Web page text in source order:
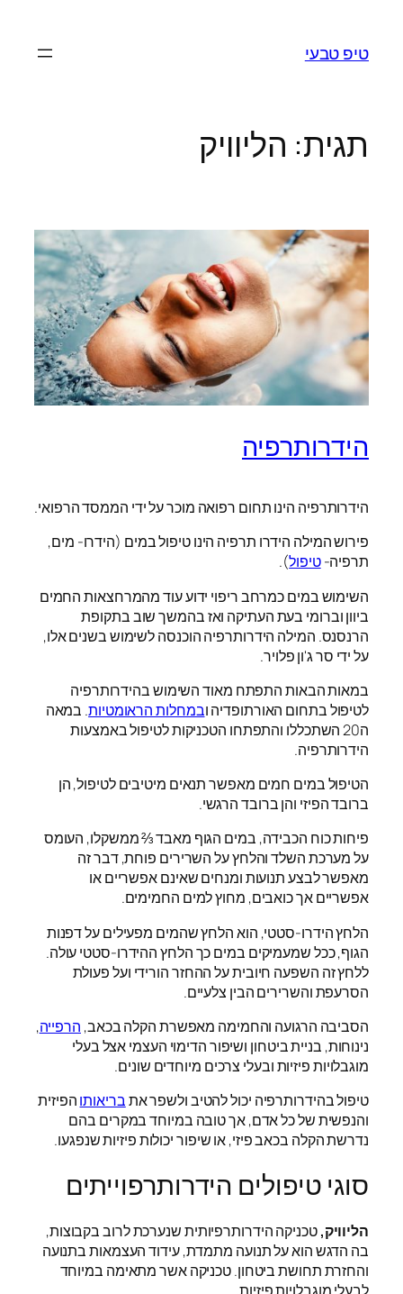
טיפ טבעי
תגית: הליוויק
הידרותרפיה
הידרותרפיה הינו תחום רפואה מוכר על ידי הממסד הרפואי.
פירוש המילה הידרו תרפיה הינו טיפול במים (הידרו- מים,
תרפיה-טיפול).
השימוש במים כמרחב ריפוי ידוע עוד מהמרחצאות החמים
ביוון וברומי בעת העתיקה ואז בהמשך שוב בתקופת
הרנסנס. המילה הידרותרפיה הוכנסה לשימוש בשנים אלו,
על ידי סר ג'ון פלויר.
במאות הבאות התפתח מאוד השימוש בהידרותרפיה
לטיפול בתחום האורתופדיה ובמחלות הראומטיות. במאה
ה20 השתכללו והתפתחו הטכניקות לטיפול באמצעות
הידרותרפיה.
הטיפול במים חמים מאפשר תנאים מיטיבים לטיפול, הן
ברובד הפיזי והן ברובד הרגשי.
פיחות כוח הכבידה, במים הגוף מאבד ⅔ ממשקלו, העומס
על מערכת השלד והלחץ על השרירים פוחת, דבר זה
מאפשר לבצע תנועות ומנחים שאינם אפשריים או
אפשריים אך כואבים, מחוץ למים החמימים.
הלחץ הידרו-סטטי, הוא הלחץ שהמים מפעילים על דפנות
הגוף, ככל שמעמיקים במים כך הלחץ ההידרו-סטטי עולה.
ללחץ זה השפעה חיובית על ההחזר הורידי ועל פעולת
הסרעפת והשרירים הבין צלעיים.
הסביבה הרגועה והחמימה מאפשרת הקלה בכאב, הרפייה,
נינוחות, בניית ביטחון ושיפור הדימוי העצמי אצל בעלי
מוגבלויות פיזיות ובעלי צרכים מיוחדים שונים.
טיפול בהידרותרפיה יכול להטיב ולשפר אתבריאותוהפיזית
והנפשית של כל אדם, אך טובה במיוחד במקרים בהם
נדרשת הקלה בכאב פיזי, או שיפור יכולות פיזיות שנפגעו.
סוגי טיפולים הידרותרפוייתים
הליוויק,טכניקה הידרותרפיותית שנערכת לרוב בקבוצות,
בה הדגש הוא על תנועה מתמדת, עידוד העצמאות בתנועה
והחזרת תחושת ביטחון. טכניקה אשר מתאימה במיוחד